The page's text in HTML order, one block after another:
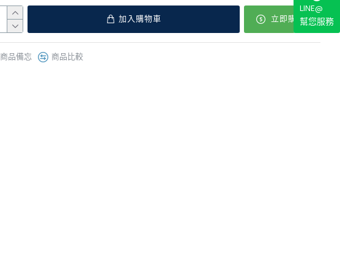
加入購物車 立即購買
商品備忘 商品比較
LINE@
幫您服務